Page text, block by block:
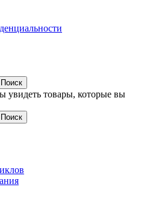
Поиск
увидеть товары, которые вы
Поиск